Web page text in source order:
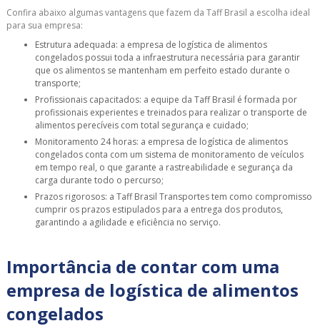
Confira abaixo algumas vantagens que fazem da Taff Brasil a escolha ideal
para sua empresa:
Estrutura adequada: a empresa de logística de alimentos
congelados possui toda a infraestrutura necessária para garantir
que os alimentos se mantenham em perfeito estado durante o
transporte;
Profissionais capacitados: a equipe da Taff Brasil é formada por
profissionais experientes e treinados para realizar o transporte de
alimentos perecíveis com total segurança e cuidado;
Monitoramento 24 horas: a empresa de logística de alimentos
congelados conta com um sistema de monitoramento de veículos
em tempo real, o que garante a rastreabilidade e segurança da
carga durante todo o percurso;
Prazos rigorosos: a Taff Brasil Transportes tem como compromisso
cumprir os prazos estipulados para a entrega dos produtos,
garantindo a agilidade e eficiência no serviço.
Importância de contar com uma
empresa de logística de alimentos
congelados